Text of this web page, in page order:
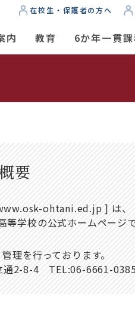
在校生・保護者の方へ
内 教育 6か年一貫
要
ohtani.ed.jp ] は、
学校の公式ホームページ
理を行っております。
通2-8-4 TEL:06-6661-